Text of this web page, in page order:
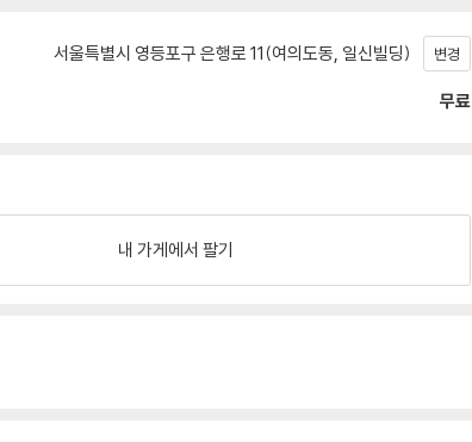
서울특별시 영등포구 은행로 11(여의도동, 일신빌딩) 변경
무료
내 가게에서 팔기